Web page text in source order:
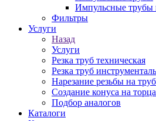
Импульсные трубы
Фильтры
Услуги
Назад
Услуги
Резка труб техническая
Резка труб
Нарезание резьбы на
Создание конуса на
Подбор аналогов
Каталоги